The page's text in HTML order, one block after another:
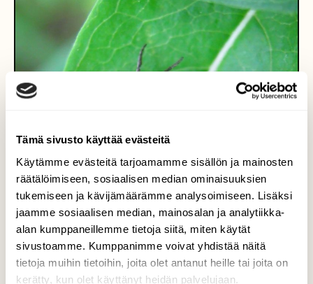
Tämä sivusto käyttää evästeitä
Käytämme evästeitä tarjoamamme sisällön ja mainosten
räätälöimiseen, sosiaalisen median ominaisuuksien
tukemiseen ja kävijämäärämme analysoimiseen. Lisäksi
jaamme sosiaalisen median, mainosalan ja analytiikka-
alan kumppaneillemme tietoja siitä, miten käytät
sivustoamme. Kumppanimme voivat yhdistää näitä
tietoja muihin tietoihin, joita olet antanut heille tai joita on
kerätty, kun olet käyttänyt heidän palvelujaan.